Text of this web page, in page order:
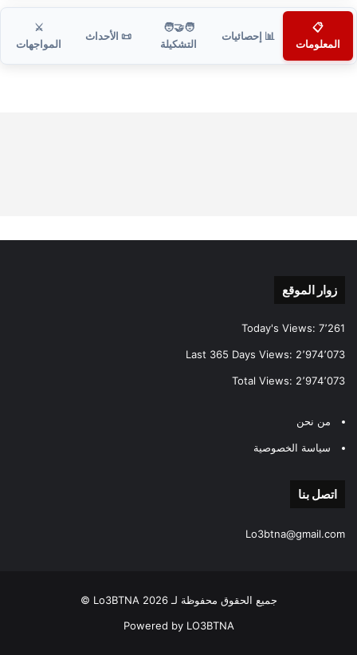
📋
المعلومات
📊 إحصائيات
🧑‍🤝‍🧑
التشكيلة
📜 الأحداث
⚔️
المواجهات
زوار الموقع
Today's Views: 7٬261
Last 365 Days Views: 2٬974٬073
Total Views: 2٬974٬073
من نحن
سياسة الخصوصية
اتصل بنا
Lo3btna@gmail.com
جميع الحقوق محفوظة لـ Lo3BTNA 2026 ©
Powered by LO3BTNA